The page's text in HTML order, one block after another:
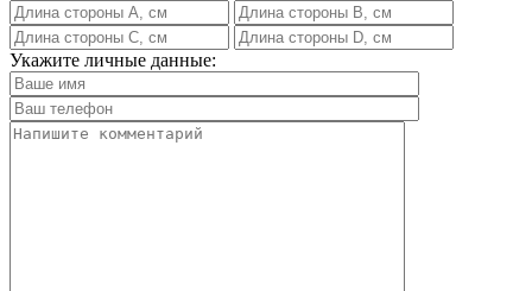
Укажите личные данные: